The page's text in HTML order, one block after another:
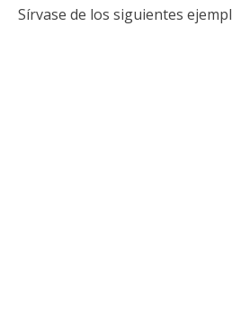
Sírvase de los siguientes